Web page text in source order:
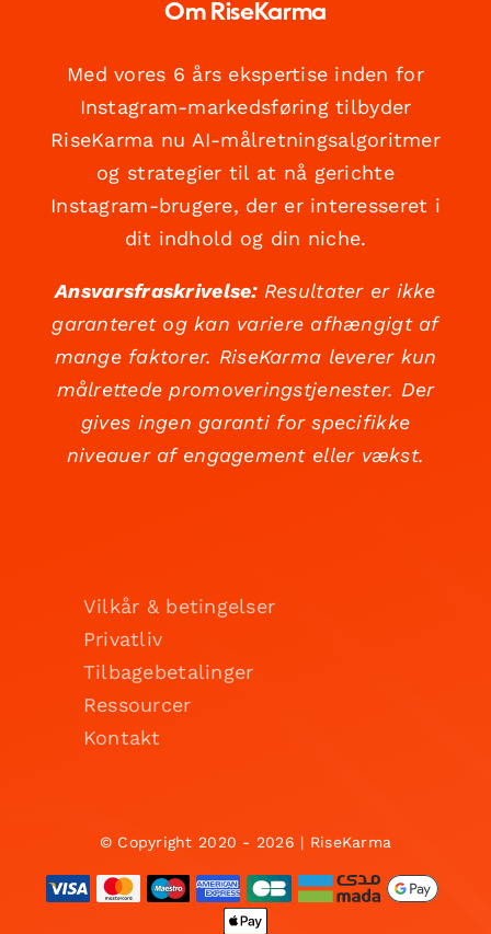
Om RiseKarma
Med vores 6 års ekspertise inden for
Instagram-markedsføring tilbyder
RiseKarma nu AI-målretningsalgoritmer
og strategier til at nå gerichte
Instagram-brugere, der er interesseret i
dit indhold og din niche.
Ansvarsfraskrivelse:Resultater er ikke
garanteret og kan variere afhængigt af
mange faktorer. RiseKarma leverer kun
målrettede promoveringstjenester. Der
gives ingen garanti for specifikke
niveauer af engagement eller vækst.
Vilkår & betingelser
Privatliv
Tilbagebetalinger
Ressourcer
Kontakt
© Copyright 2020 - 2026 | RiseKarma